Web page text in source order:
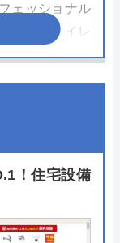
ェッショナル
でなくトイレ
水まわりの設
らは安価でト
費用を抑えつ
いという方は
・年中無休で
！住宅設備